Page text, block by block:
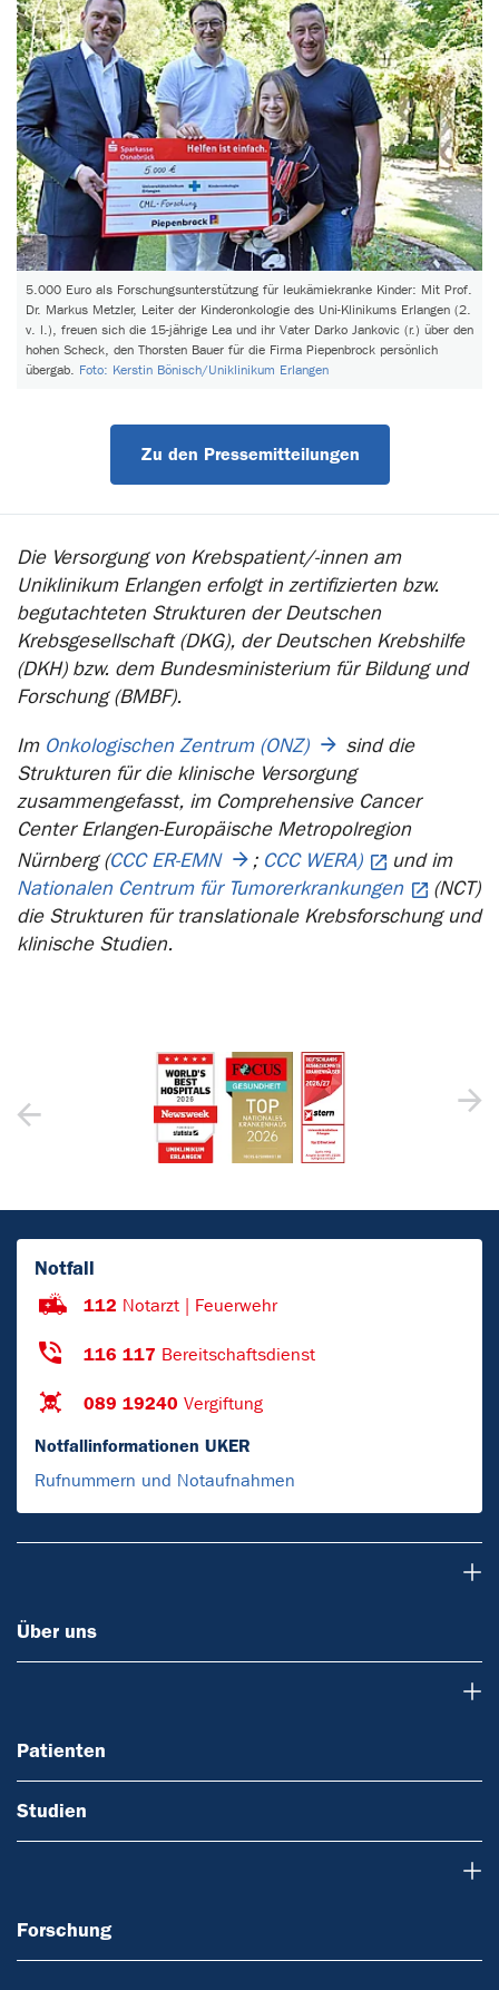
5.000 Euro als Forschungsunterstützung für leukämiekranke Kinder: Mit Prof.
Dr. Markus Metzler, Leiter der Kinderonkologie des Uni-Klinikums Erlangen (2.
v. l.), freuen sich die 15-jährige Lea und ihr Vater Darko Jankovic (r.) über den
hohen Scheck, den Thorsten Bauer für die Firma Piepenbrock persönlich
übergab. Foto: Kerstin Bönisch/Uniklinikum Erlangen
Zu den Pressemitteilungen
Die Versorgung von Krebspatient/-innen am
Uniklinikum Erlangen erfolgt in zertifizierten bzw.
begutachteten Strukturen der Deutschen
Krebsgesellschaft (DKG), der Deutschen Krebshilfe
(DKH) bzw. dem Bundesministerium für Bildung und
Forschung (BMBF).
Im Onkologischen Zentrum (ONZ)
sind die
Strukturen für die klinische Versorgung
zusammengefasst, im Comprehensive Cancer
Center Erlangen-Europäische Metropolregion
Nürnberg (CCC ER-EMN ; CCC WERA)
und im
Nationalen Centrum für Tumorerkrankungen
(NCT)
die Strukturen für translationale Krebsforschung und
klinische Studien.
Notfall
112 Notarzt | Feuerwehr
116 117 Bereitschaftsdienst
089 19240 Vergiftung
Notfallinformationen UKER
Rufnummern und Notaufnahmen
Über uns
Patienten
Studien
Forschung